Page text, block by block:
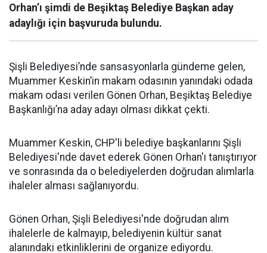
Orhan’ı şimdi de Beşiktaş Belediye Başkan aday
adaylığı için başvuruda bulundu.
Şişli Belediyesi’nde sansasyonlarla gündeme gelen,
Muammer Keskin’in makam odasının yanındaki odada
makam odası verilen Gönen Orhan, Beşiktaş Belediye
Başkanlığı’na aday adayı olması dikkat çekti.
Muammer Keskin, CHP'li belediye başkanlarını Şişli
Belediyesi'nde davet ederek Gönen Orhan'ı tanıştırıyor
ve sonrasında da o belediyelerden doğrudan alımlarla
ihaleler alması sağlanıyordu.
Gönen Orhan, Şişli Belediyesi'nde doğrudan alım
ihalelerle de kalmayıp, belediyenin kültür sanat
alanındaki etkinliklerini de organize ediyordu.